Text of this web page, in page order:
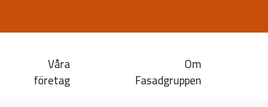
Våra
företag
Om
Fasadgruppen